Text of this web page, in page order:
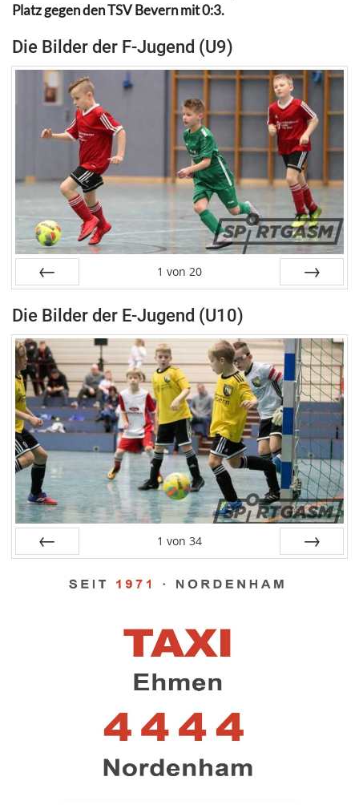
Platz gegen den TSV Bevern mit 0:3.
Die Bilder der F-Jugend (U9)
1 von 20
Die Bilder der E-Jugend (U10)
1 von 34